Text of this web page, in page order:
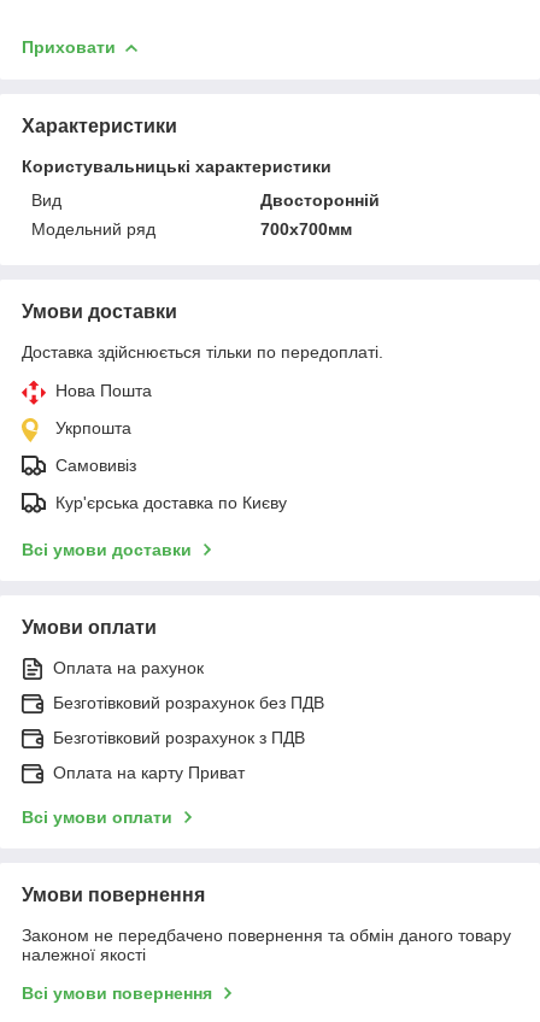
Приховати
Характеристики
Користувальницькі характеристики
Вид
Двосторонній
Модельний ряд
700х700мм
Умови доставки
Доставка здійснюється тільки по передоплаті.
Нова Пошта
Укрпошта
Самовивіз
Кур'єрська доставка по Києву
Всі умови доставки
Умови оплати
Оплата на рахунок
Безготівковий розрахунок без ПДВ
Безготівковий розрахунок з ПДВ
Оплата на карту Приват
Всі умови оплати
Умови повернення
Законом не передбачено повернення та обмін даного товару
належної якості
Всі умови повернення